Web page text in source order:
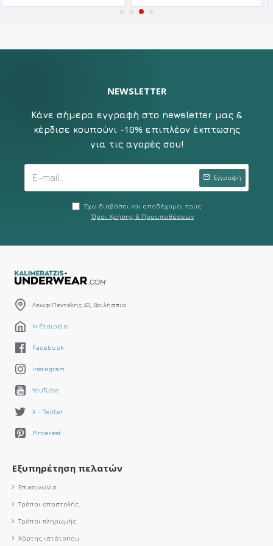
NEWSLETTER
Κάνε σήμερα εγγραφή στο newsletter μας &
κέρδισε κουπούνι -10% επιπλέον έκπτωσης
για τις αγορές σου!
Εγγραφή
Έχω διαβάσει και αποδέχομαι τους
Όροι Χρήσης & Προυποθέσεων
Λεωφ.Πεντέλης 43, Βριλήσσια
Η Εταιρεία
Facebook
Instagram
YouTube
X - Twitter
Pinterest
Εξυπηρέτηση πελατών
Επικοινωνία
Τρόποι αποστολής
Τρόποι πληρωμής
Χάρτης ιστότοπου